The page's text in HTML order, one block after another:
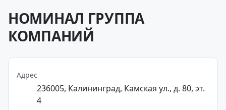
НОМИНАЛ ГРУППА
КОМПАНИЙ
Адрес
236005, Калининград, Камская ул., д. 80, эт.
4